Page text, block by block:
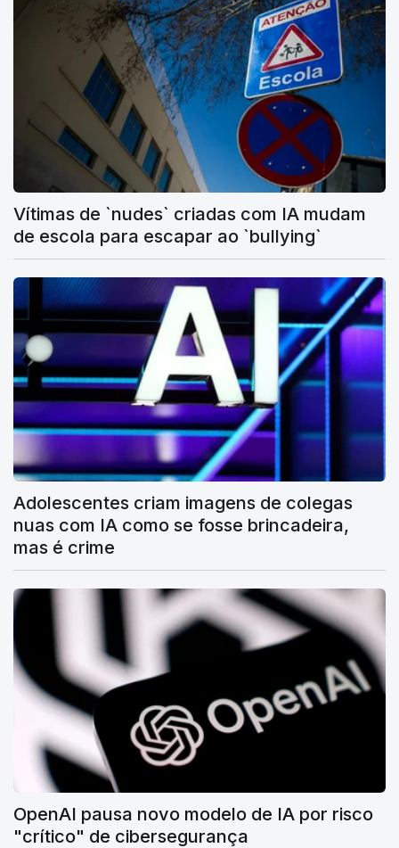
Vítimas de `nudes` criadas com IA mudam
de escola para escapar ao `bullying`
Adolescentes criam imagens de colegas
nuas com IA como se fosse brincadeira,
mas é crime
OpenAI pausa novo modelo de IA por risco
"crítico" de cibersegurança